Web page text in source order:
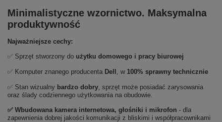
Minimalistyczne wzornictwo. Maksymalna
produktywność
Najważniejsze cechy:
✅ Sprzęt stworzony do użytku domowego i pracy biurowej
✅ Komputer znanego producenta Dell , w 100% sprawny technicznie
✅ Stan wizualny bardzo dobry, sprzęt może posiadać zarysowania
oraz ślady codziennego użytkowania na obudowie.
✅ Wbudowana kamera internetowa, głośniki i mikrofon - dla
zapewnienia dobrej jakości komunikacji z bliskimi i współpracownikami